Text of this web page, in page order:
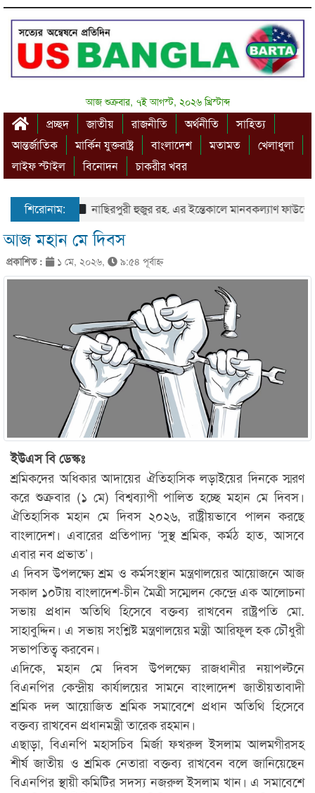
আজ শুক্রবার, ৭ই আগস্ট, ২০২৬ খ্রিস্টাব্দ
প্রচ্ছদ জাতীয় রাজনীতি অর্থনীতি
সাহিত্য
আন্তর্জাতিক
মার্কিন যুক্তরাষ্ট্র বাংলাদেশ মতামত
খেলাধুলা
লাইফ স্টাইল
বিনোদন চাকরীর খবর
শিরোনাম: নাছিরপুরী হুজুর রহ. এর ইন্তেকালে মানবকল্যাণ
আজ মহান মে দিবস
প্রকাশিত : ১ মে, ২০২৬, ৯:৫৪ পূর্বাহ্ণ
ইউএস বি ডেস্কঃ
শ্রমিকদের অধিকার আদায়ের ঐতিহাসিক লড়াইয়ের দিনকে স্মরণ
করে শুক্রবার (১ মে) বিশ্বব্যাপী পালিত হচ্ছে মহান মে দিবস।
ঐতিহাসিক মহান মে দিবস ২০২৬, রাষ্ট্রীয়ভাবে পালন করছে
বাংলাদেশ। এবারের প্রতিপাদ্য ‘সুস্থ শ্রমিক, কর্মঠ হাত, আসবে
এবার নব প্রভাত’।
এ দিবস উপলক্ষ্যে শ্রম ও কর্মসংস্থান মন্ত্রণালয়ের আয়োজনে আজ
সকাল ১০টায় বাংলাদেশ-চীন মৈত্রী সম্মেলন কেন্দ্রে এক আলোচনা
সভায় প্রধান অতিথি হিসেবে বক্তব্য রাখবেন রাষ্ট্রপতি মো.
সাহাবুদ্দিন। এ সভায় সংশ্লিষ্ট মন্ত্রণালয়ের মন্ত্রী আরিফুল হক চৌধুরী
সভাপতিত্ব করবেন।
এদিকে, মহান মে দিবস উপলক্ষ্যে রাজধানীর নয়াপল্টনে
বিএনপির কেন্দ্রীয় কার্যালয়ের সামনে বাংলাদেশ জাতীয়তাবাদী
শ্রমিক দল আয়োজিত শ্রমিক সমাবেশে প্রধান অতিথি হিসেবে
বক্তব্য রাখবেন প্রধানমন্ত্রী তারেক রহমান।
এছাড়া, বিএনপি মহাসচিব মির্জা ফখরুল ইসলাম আলমগীরসহ
শীর্ষ জাতীয় ও শ্রমিক নেতারা বক্তব্য রাখবেন বলে জানিয়েছেন
বিএনপির স্থায়ী কমিটির সদস্য নজরুল ইসলাম খান। এ সমাবেশে